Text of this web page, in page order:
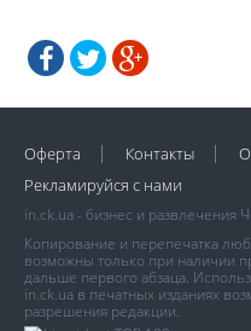
Оферта Контакты
Рекламируйся с нами
in.ck.ua - бизнес и развлечения
Копирование и перепечатка
возможны только при наличии
дальше первого абзаца.
in.ck.ua в печатных изданиях
разрешения редакции.